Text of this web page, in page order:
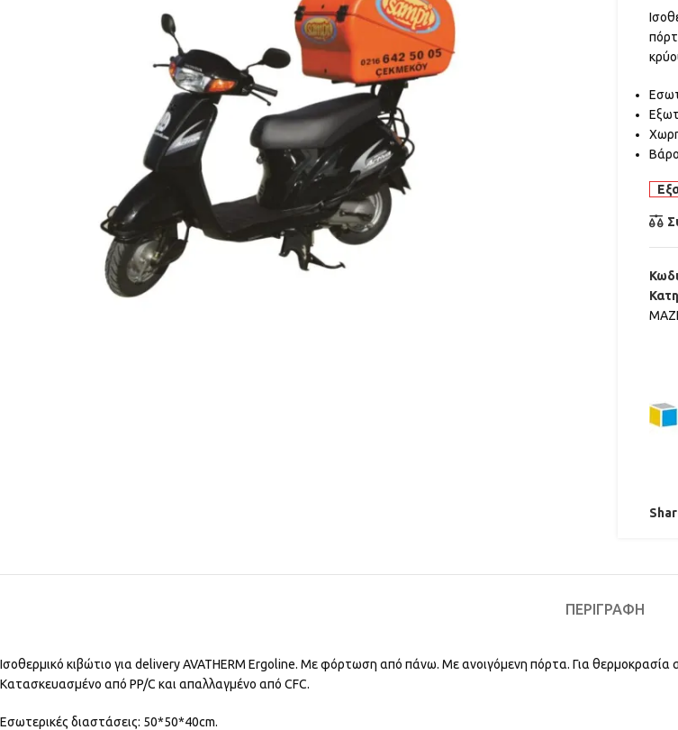
ΠΕΡΙΓΡΑΦΉ
Ισοθερμικό κιβώτιο για delivery AVATHERM Ergoline. Με φόρτωση από πάνω. Με ανοιγόμενη πόρτα. Για
Κατασκευασμένο από PP/C και απαλλαγμένο από CFC.
Εσωτερικές διαστάσεις: 50*50*40cm.